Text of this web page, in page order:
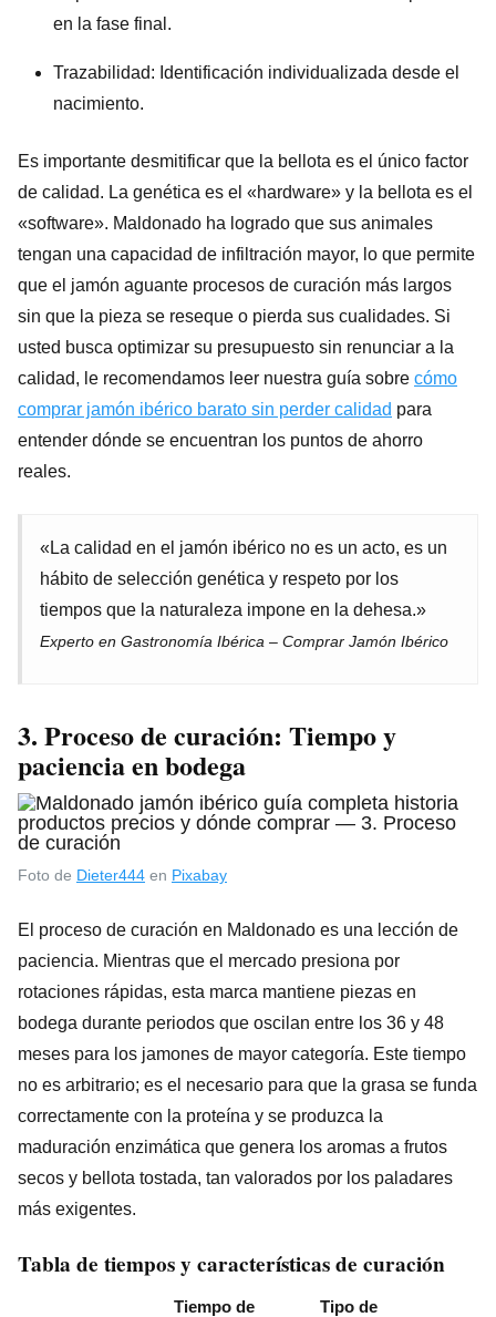
en la fase final.
Trazabilidad: Identificación individualizada desde el
nacimiento.
Es importante desmitificar que la bellota es el único factor
de calidad. La genética es el «hardware» y la bellota es el
«software». Maldonado ha logrado que sus animales
tengan una capacidad de infiltración mayor, lo que permite
que el jamón aguante procesos de curación más largos
sin que la pieza se reseque o pierda sus cualidades. Si
usted busca optimizar su presupuesto sin renunciar a la
calidad, le recomendamos leer nuestra guía sobre cómo
comprar jamón ibérico barato sin perder calidad para
entender dónde se encuentran los puntos de ahorro
reales.
«La calidad en el jamón ibérico no es un acto, es un
hábito de selección genética y respeto por los
tiempos que la naturaleza impone en la dehesa.»
Experto en Gastronomía Ibérica – Comprar Jamón Ibérico
3. Proceso de curación: Tiempo y
paciencia en bodega
Foto de Dieter444 en Pixabay
El proceso de curación en Maldonado es una lección de
paciencia. Mientras que el mercado presiona por
rotaciones rápidas, esta marca mantiene piezas en
bodega durante periodos que oscilan entre los 36 y 48
meses para los jamones de mayor categoría. Este tiempo
no es arbitrario; es el necesario para que la grasa se funda
correctamente con la proteína y se produzca la
maduración enzimática que genera los aromas a frutos
secos y bellota tostada, tan valorados por los paladares
más exigentes.
Tabla de tiempos y características de curación
Tiempo de
Tipo de